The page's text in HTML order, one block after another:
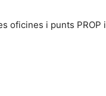
oficines i punts PROP i